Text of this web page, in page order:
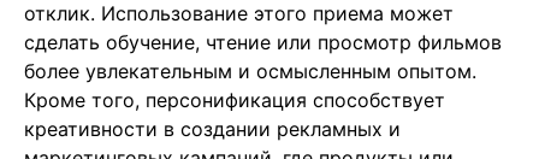
отклик. Использование этого приема может
сделать обучение, чтение или просмотр фильмов
более увлекательным и осмысленным опытом.
Кроме того, персонификация способствует
креативности в создании рекламных и